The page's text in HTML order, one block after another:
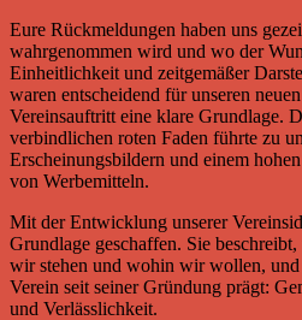
Eure Rückmeldungen haben uns
wahrgenommen wird und wo der
Einheitlichkeit und zeitgemäßer
waren entscheidend für unseren
Vereinsauftritt eine klare Grundlage.
verbindlichen roten Faden führte zu
Erscheinungsbildern und einem
von Werbemitteln.
Mit der Entwicklung unserer
Grundlage geschaffen. Sie
wir stehen und wohin wir wollen, und
Verein seit seiner Gründung prägt:
und Verlässlichkeit.